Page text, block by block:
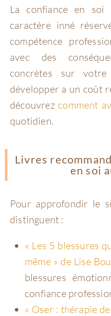
La confiance en
caractère inné
compétence
avec des
concrètes sur
développer a un coût
découvrez comment
quotidien.
Livres
en soi
Pour approfondir le
distinguent :
« Les 5 blessures
même » de Lise
blessures
confiance
« Oser : thérapie